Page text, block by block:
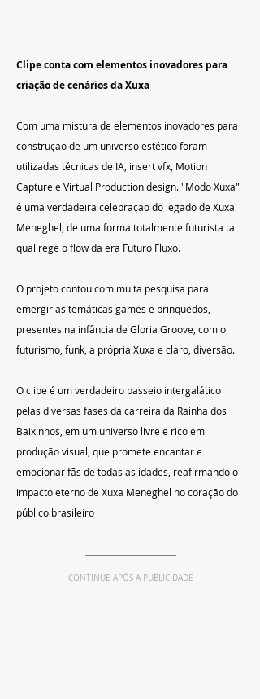
Clipe conta com elementos inovadores para
criação de cenários da Xuxa
Com uma mistura de elementos inovadores para
construção de um universo estético foram
utilizadas técnicas de IA, insert vfx, Motion
Capture e Virtual Production design. "Modo Xuxa"
é uma verdadeira celebração do legado de Xuxa
Meneghel, de uma forma totalmente futurista tal
qual rege o flow da era Futuro Fluxo.
O projeto contou com muita pesquisa para
emergir as temáticas games e brinquedos,
presentes na infância de Gloria Groove, com o
futurismo, funk, a própria Xuxa e claro, diversão.
O clipe é um verdadeiro passeio intergalático
pelas diversas fases da carreira da Rainha dos
Baixinhos, em um universo livre e rico em
produção visual, que promete encantar e
emocionar fãs de todas as idades, reafirmando o
impacto eterno de Xuxa Meneghel no coração do
público brasileiro
CONTINUE APÓS A PUBLICIDADE